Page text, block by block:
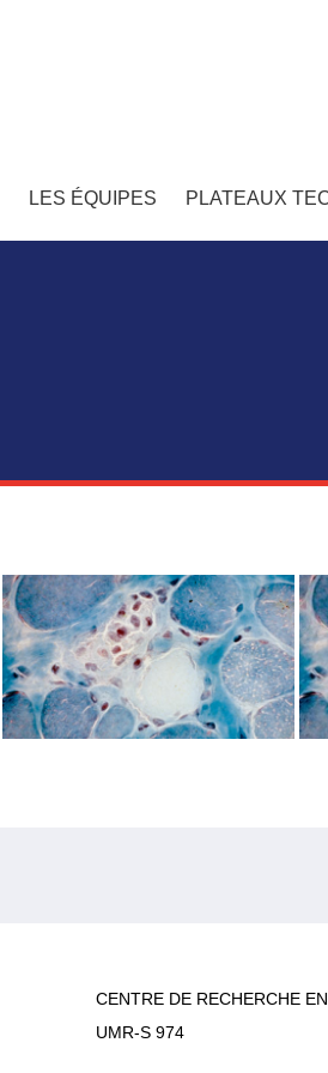
LES ÉQUIPES PLATEAUX
CENTRE DE RECHERCHE
UMR-S 974